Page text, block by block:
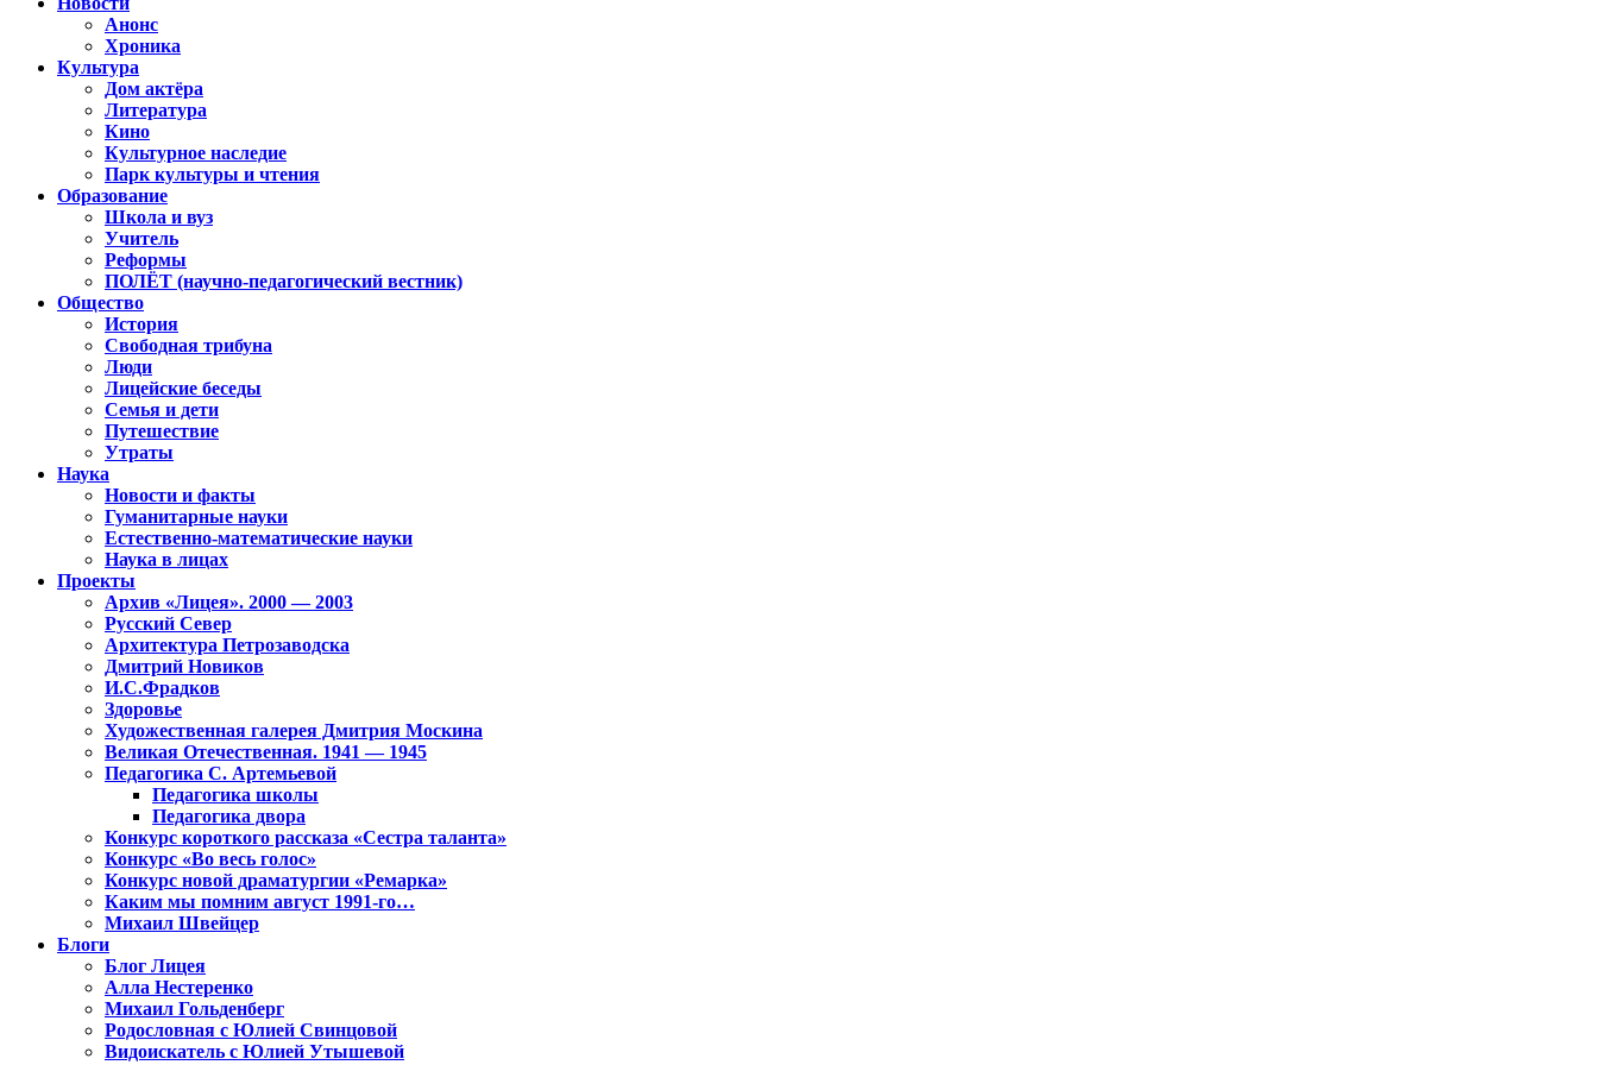
Анонс
Хроника
Культура
Дом актёра
Литература
Кино
Культурное наследие
Парк культуры и чтения
Образование
Школа и вуз
Учитель
Реформы
ПОЛЁТ (научно-педагогический вестник)
Общество
История
Свободная трибуна
Люди
Лицейские беседы
Семья и дети
Путешествие
Утраты
Наука
Новости и факты
Гуманитарные науки
Естественно-математические науки
Наука в лицах
Проекты
Архив «Лицея». 2000 — 2003
Русский Север
Архитектура Петрозаводска
Дмитрий Новиков
И.С.Фрадков
Здоровье
Художественная галерея Дмитрия Москина
Великая Отечественная. 1941 — 1945
Педагогика С. Артемьевой
Педагогика школы
Педагогика двора
Конкурс короткого рассказа «Сестра таланта»
Конкурс «Во весь голос»
Конкурс новой драматургии «Ремарка»
Каким мы помним август 1991-го…
Михаил Швейцер
Блоги
Блог Лицея
Алла Нестеренко
Михаил Гольденберг
Родословная с Юлией Свинцовой
Видоискатель с Юлией Утышевой